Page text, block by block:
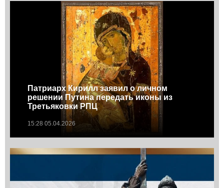
Патриарх Кирилл заявил о личном
решении Путина передать иконы из
Третьяковки РПЦ
15:28 05.04.2026